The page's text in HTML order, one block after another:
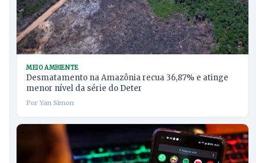
MEIO AMBIENTE
Desmatamento na Amazônia recua 36,87% e atinge
menor nível da série do Deter
Por Yan Simon